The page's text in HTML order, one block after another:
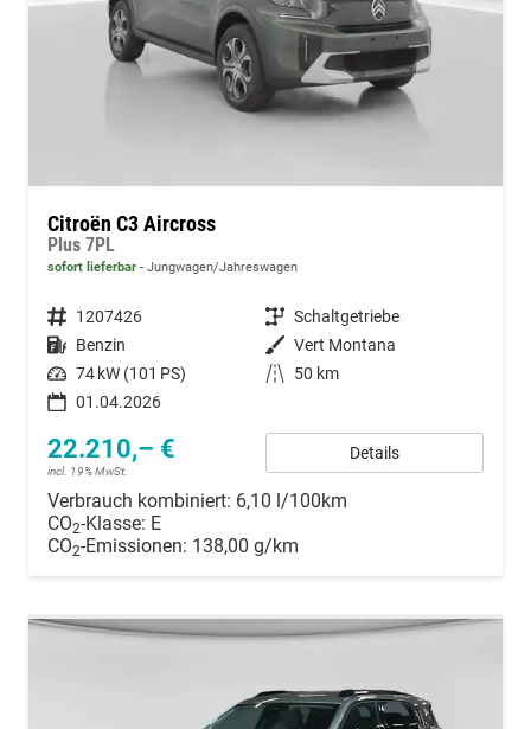
Citroën C3 Aircross
Plus 7PL
sofort lieferbar Jungwagen/Jahreswagen
Fahrzeugnummer 1207426 Getriebe Schaltgetriebe
Kraftstoff Benzin Außenfarbe Vert Montana
Leistung 74 kW (101 PS) Kilometerstand
50 km
01.04.2026
22.210,– €
incl. 19% MwSt.
Details
Verbrauch kombiniert: 6,10 l/100km
CO2-Klasse: E
CO2-Emissionen: 138,00 g/km